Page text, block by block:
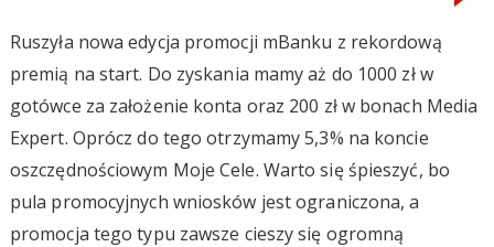
Ruszyła nowa edycja promocji mBanku z rekordową
premią na start. Do zyskania mamy aż do 1000 zł w
gotówce za założenie konta oraz 200 zł w bonach Media
Expert. Oprócz do tego otrzymamy 5,3% na koncie
oszczędnościowym Moje Cele. Warto się śpieszyć, bo
pula promocyjnych wniosków jest ograniczona, a
promocja tego typu zawsze cieszy się ogromną